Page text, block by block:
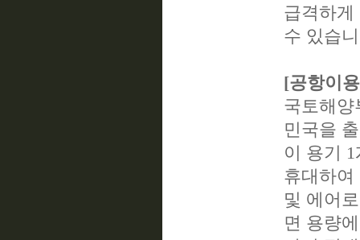
급격하게
수 있습
[공항이
국토해양
민국을
이 용기
휴대하여
및 에어
면 용량